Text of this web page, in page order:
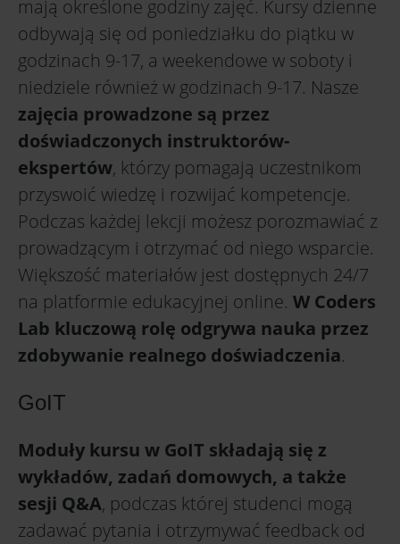
mają określone godziny zajęć. Kursy dzienne
odbywają się od poniedziałku do piątku w
godzinach 9-17, a weekendowe w soboty i
niedziele również w godzinach 9-17. Nasze
zajęcia prowadzone są przez
doświadczonych instruktorów-
ekspertów, którzy pomagają uczestnikom
przyswoić wiedzę i rozwijać kompetencje.
Podczas każdej lekcji możesz porozmawiać z
prowadzącym i otrzymać od niego wsparcie.
Większość materiałów jest dostępnych 24/7
na platformie edukacyjnej online. W Coders
Lab kluczową rolę odgrywa nauka przez
zdobywanie realnego doświadczenia.
GoIT
Moduły kursu w GoIT składają się z
wykładów, zadań domowych, a także
sesji Q&A, podczas której studenci mogą
zadawać pytania i otrzymywać feedback od